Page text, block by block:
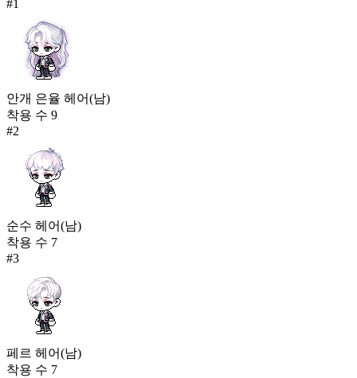
#1
안개 은율 헤어(남)
착용 수 9
#2
순수 헤어(남)
착용 수 7
#3
페르 헤어(남)
착용 수 7